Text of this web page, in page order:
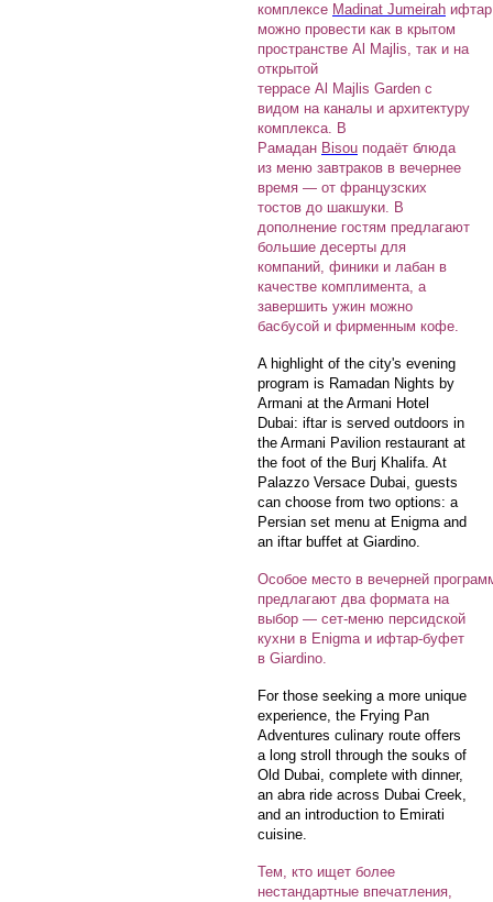
комплексе Madinat Jumeirah ифтар
можно провести как в крытом
пространстве Al Majlis, так и на
открытой
террасе Al Majlis Garden с
видом на каналы и архитектуру
комплекса. В
Рамадан Bisou подаёт блюда
из меню завтраков в вечернее
время — от французских
тостов до шакшуки. В
дополнение гостям предлагают
большие десерты для
компаний, финики и лабан в
качестве комплимента, а
завершить ужин можно
басбусой и фирменным кофе.
A highlight of the city's evening
program is Ramadan Nights by
Armani at the Armani Hotel
Dubai: iftar is served outdoors in
the Armani Pavilion restaurant at
the foot of the Burj Khalifa. At
Palazzo Versace Dubai, guests
can choose from two options: a
Persian set menu at Enigma and
an iftar buffet at Giardino.
Особое место в вечерней
предлагают два формата на
выбор — сет-меню персидской
кухни в Enigma и ифтар-буфет
в Giardino.
For those seeking a more unique
experience, the Frying Pan
Adventures culinary route offers
a long stroll through the souks of
Old Dubai, complete with dinner,
an abra ride across Dubai Creek,
and an introduction to Emirati
cuisine.
Тем, кто ищет более
нестандартные впечатления,